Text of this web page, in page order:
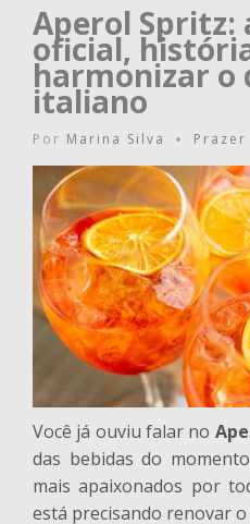
Aperol Spritz:
oficial,
harmonizar o
italiano
Por Marina Silva •
Você já ouviu falar no
das bebidas do
mais apaixonados por
está precisando renovar